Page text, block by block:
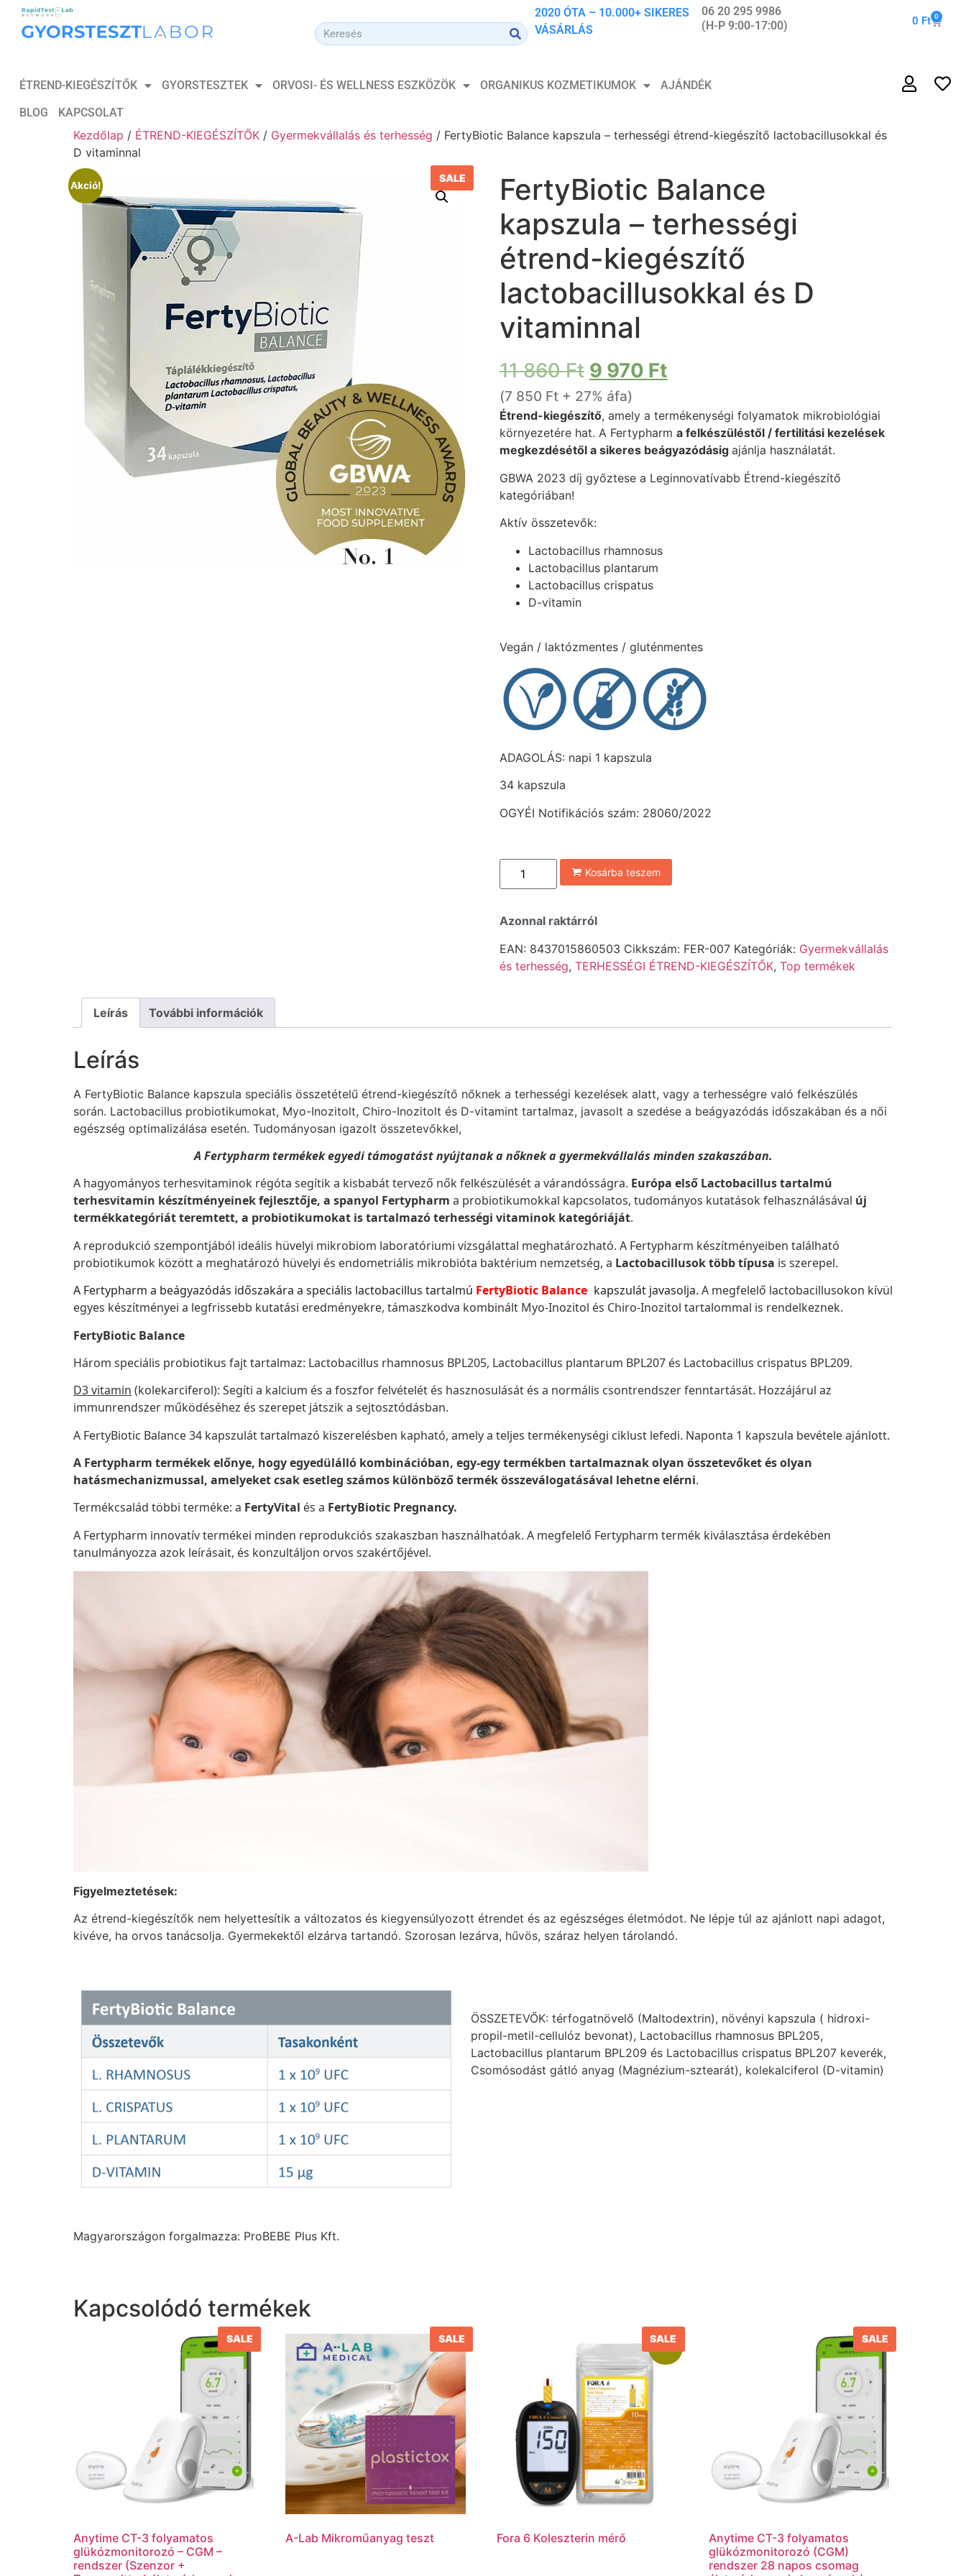
2020 ÓTA – 10.000+ SIKERES
VÁSÁRLÁS
06 20 295 9986
(H-P 9:00-17:00)
0 Ft 0
ÉTREND-KIEGÉSZÍTŐK GYORSTESZTEK ORVOSI- ÉS WELLNESS ESZKÖZÖK ORGANIKUS KOZMETIKUMOK
AJÁNDÉK
BLOG
KAPCSOLAT
Kezdőlap / ÉTREND-KIEGÉSZÍTŐK / Gyermekvállalás és terhesség / FertyBiotic Balance kapszula – terhességi étrend-kiegészítő lactobacillusokkal és
D vitaminnal
Akció!
SALE
FertyBiotic Balance
kapszula – terhességi
étrend-kiegészítő
lactobacillusokkal és D
vitaminnal
11 860Ft 9 970 Ft
(7 850 Ft+ 27% áfa)
Étrend-kiegészítő, amely a termékenységi folyamatok mikrobiológiai
környezetére hat. A Fertypharm a felkészüléstől / fertilitási kezelések
megkezdésétől a sikeres beágyazódásig ajánlja használatát.
GBWA 2023 díj győztese a Leginnovatívabb Étrend-kiegészítő
kategóriában!
Aktív összetevők:
Lactobacillus rhamnosus
Lactobacillus plantarum
Lactobacillus crispatus
D-vitamin
Vegán / laktózmentes / gluténmentes
ADAGOLÁS: napi 1 kapszula
34 kapszula
OGYÉI Notifikációs szám: 28060/2022
Kosárba teszem
Azonnal raktárról
EAN: 8437015860503 Cikkszám: FER-007 Kategóriák: Gyermekvállalás
és terhesség, TERHESSÉGI ÉTREND-KIEGÉSZÍTŐK, Top termékek
Leírás További információk
Leírás
A FertyBiotic Balance kapszula speciális összetételű étrend-kiegészítő nőknek a terhességi kezelések alatt, vagy a terhességre való felkészülés
során. Lactobacillus probiotikumokat, Myo-Inozitolt, Chiro-Inozitolt és D-vitamint tartalmaz, javasolt a szedése a beágyazódás időszakában és a női
egészség optimalizálása esetén. Tudományosan igazolt összetevőkkel,
A Fertypharm termékek egyedi támogatást nyújtanak a nőknek a gyermekvállalás minden szakaszában.
A hagyományos terhesvitaminok régóta segítik a kisbabát tervező nők felkészülését a várandósságra. Európa első Lactobacillus tartalmú
terhesvitamin készítményeinek fejlesztője, a spanyol Fertypharm a probiotikumokkal kapcsolatos, tudományos kutatások felhasználásával új
termékkategóriát teremtett, a probiotikumokat is tartalmazó terhességi vitaminok kategóriáját.
A reprodukció szempontjából ideális hüvelyi mikrobiom laboratóriumi vizsgálattal meghatározható. A Fertypharm készítményeiben található
probiotikumok között a meghatározó hüvelyi és endometriális mikrobióta baktérium nemzetség, a Lactobacillusok több típusa is szerepel.
A Fertypharm a beágyazódás időszakára a speciális lactobacillus tartalmú FertyBiotic Balance kapszulát javasolja. A megfelelő lactobacillusokon kívül
egyes készítményei a legfrissebb kutatási eredményekre, támaszkodva kombinált Myo-Inozitol és Chiro-Inozitol tartalommal is rendelkeznek.
FertyBiotic Balance
Három speciális probiotikus fajt tartalmaz: Lactobacillus rhamnosus BPL205, Lactobacillus plantarum BPL207 és Lactobacillus crispatus BPL209.
D3 vitamin (kolekarciferol): Segíti a kalcium és a foszfor felvételét és hasznosulását és a normális csontrendszer fenntartását. Hozzájárul az
immunrendszer működéséhez és szerepet játszik a sejtosztódásban.
A FertyBiotic Balance 34 kapszulát tartalmazó kiszerelésben kapható, amely a teljes termékenységi ciklust lefedi. Naponta 1 kapszula bevétele ajánlott.
A Fertypharm termékek előnye, hogy egyedülálló kombinációban, egy-egy termékben tartalmaznak olyan összetevőket és olyan
hatásmechanizmussal, amelyeket csak esetleg számos különböző termék összeválogatásával lehetne elérni.
Termékcsalád többi terméke: a FertyVital és a FertyBiotic Pregnancy.
A Fertypharm innovatív termékei minden reprodukciós szakaszban használhatóak. A megfelelő Fertypharm termék kiválasztása érdekében
tanulmányozza azok leírásait, és konzultáljon orvos szakértőjével.
Figyelmeztetések:
Az étrend-kiegészítők nem helyettesítik a változatos és kiegyensúlyozott étrendet és az egészséges életmódot. Ne lépje túl az ajánlott napi adagot,
kivéve, ha orvos tanácsolja. Gyermekektől elzárva tartandó. Szorosan lezárva, hűvös, száraz helyen tárolandó.
ÖSSZETEVŐK: térfogatnövelő (Maltodextrin), növényi kapszula ( hidroxi-
propil-metil-cellulóz bevonat), Lactobacillus rhamnosus BPL205,
Lactobacillus plantarum BPL209 és Lactobacillus crispatus BPL207 keverék,
Csomósodást gátló anyag (Magnézium-sztearát), kolekalciferol (D-vitamin)
Magyarországon forgalmazza: ProBEBE Plus Kft.
Kapcsolódó termékek
SALE
Anytime CT-3 folyamatos
glükózmonitorozó – CGM –
rendszer (Szenzor +
SALE
A-Lab Mikroműanyag teszt
SALE
Fora 6 Koleszterin mérő
SALE
Anytime CT-3 folyamatos
glükózmonitorozó (CGM)
rendszer 28 napos csomag